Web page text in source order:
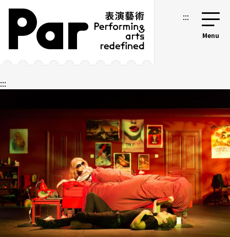
跳到主要内容区块
网站导览 :::
:::